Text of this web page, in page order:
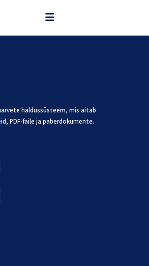
kviitungeid ja ostutellimusi.
haldussüsteem, mis aitab
PDF-faile ja paberdokumente.